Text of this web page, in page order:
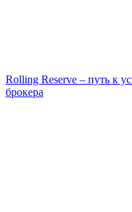
Rolling Reserve – путь к
брокера